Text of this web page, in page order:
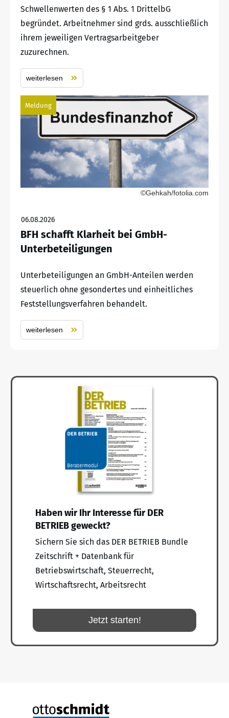
Schwellenwerten des § 1 Abs. 1 DrittelbG
begründet. Arbeitnehmer sind grds. ausschließlich
ihrem jeweiligen Vertragsarbeitgeber
zuzurechnen.
weiterlesen
Meldung
©Gehkah/fotolia.com
06.08.2026
BFH schafft Klarheit bei GmbH-
Unterbeteiligungen
Unterbeteiligungen an GmbH-Anteilen werden
steuerlich ohne gesondertes und einheitliches
Feststellungsverfahren behandelt.
weiterlesen
Haben wir Ihr Interesse für DER
BETRIEB geweckt?
Sichern Sie sich das DER BETRIEB Bundle
Zeitschrift + Datenbank für
Betriebswirtschaft, Steuerrecht,
Wirtschaftsrecht, Arbeitsrecht
Jetzt starten!